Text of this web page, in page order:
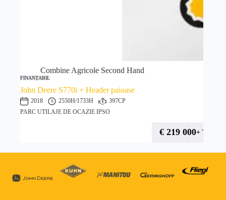
Combine Agricole Second Hand
FINANȚABIL
John Deere S770i + Header paioase
2018 2550H/1733H
397CP
PARC UTILAJE DE OCAZIE IPSO
€ 219 000+ TVA